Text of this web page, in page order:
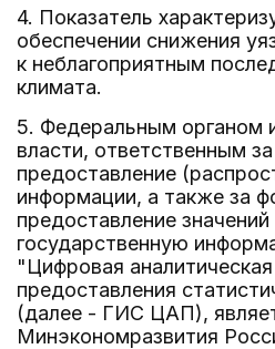
4. Показатель
обеспечении снижения
к неблагоприятным
климата.
5. Федеральным органом
власти, ответственным
предоставление
информации, а также за
предоставление
государственную
"Цифровая
предоставления
(далее - ГИС ЦАП),
Минэкономразвития